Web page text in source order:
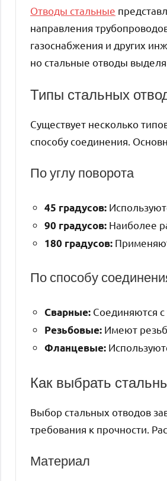
Отводы стальные
направления
газоснабжения и других
но стальные отводы
Типы стальных
Существует несколько
способу соединения.
По углу поворота
45 градусов:
90 градусов: Наиболее
180 градусов:
По способу
Сварные: Соединяются
Резьбовые: Имеют
Фланцевые:
Как выбрать
Выбор стальных отводов
требования к прочности.
Материал